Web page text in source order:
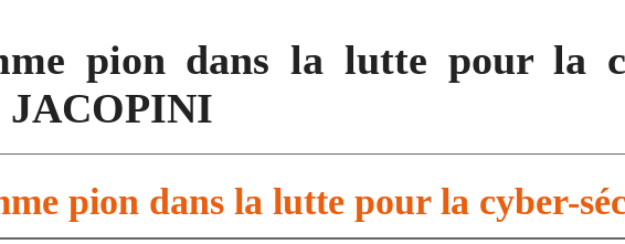
pion dans la lutte pour la
JACOPINI
pion dans la lutte pour la cyber-